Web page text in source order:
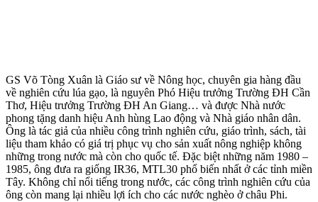
GS Võ Tòng Xuân là Giáo sư về Nông học, chuyên gia hàng đầu
về nghiên cứu lúa gạo, là nguyên Phó Hiệu trưởng Trường ĐH Cần
Thơ, Hiệu trưởng Trường ĐH An Giang… và được Nhà nước
phong tặng danh hiệu Anh hùng Lao động và Nhà giáo nhân dân.
Ông là tác giả của nhiều công trình nghiên cứu, giáo trình, sách, tài
liệu tham khảo có giá trị phục vụ cho sản xuất nông nghiệp không
những trong nước mà còn cho quốc tế. Đặc biệt những năm 1980 –
1985, ông đưa ra giống IR36, MTL30 phổ biến nhất ở các tỉnh miền
Tây. Không chỉ nổi tiếng trong nước, các công trình nghiên cứu của
ông còn mang lại nhiều lợi ích cho các nước nghèo ở châu Phi.